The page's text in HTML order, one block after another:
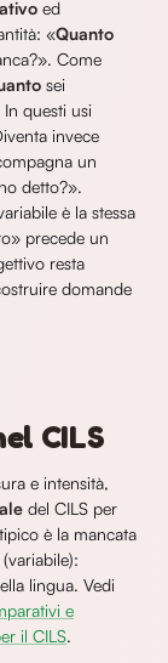
ed
«Quanto
Come
sei
questi usi
invece
un
detto?».
è la stessa
precede un
resta
domande
CILS
e intensità,
del CILS per
è la mancata
lingua. Vedi
e
il CILS.